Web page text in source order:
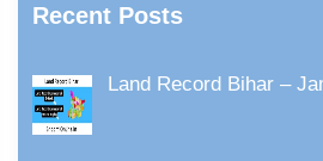
Recent Posts
Land Record Bihar –